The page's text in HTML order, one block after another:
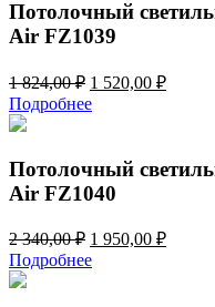
340,00 ₽.
Потолочный
Air FZ1039
1 824,00₽ Первоначальная
цена
составляла
824,00 ₽.
1 520,00 ₽
Подробнее
Потолочный
Air FZ1040
2 340,00₽ Первоначальная
цена
составляла
1 950,00 ₽
Подробнее